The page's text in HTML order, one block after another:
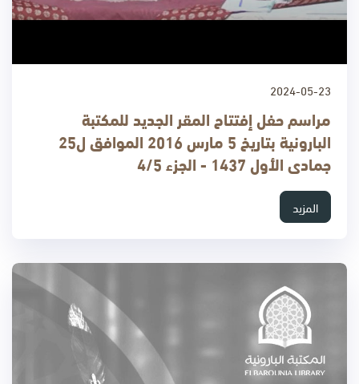
2024-05-23
مراسم حفل إفتتاح المقر الجديد للمكتبة
البارونية بتاريخ 5 مارس 2016 الموافق ل25
جمادى الأول 1437 - الجزء 4/5
المزيد